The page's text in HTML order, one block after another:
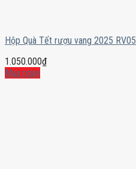
Hộp Quà Tết rượu vang 2025 RV05
1.050.000₫
Mua ngay